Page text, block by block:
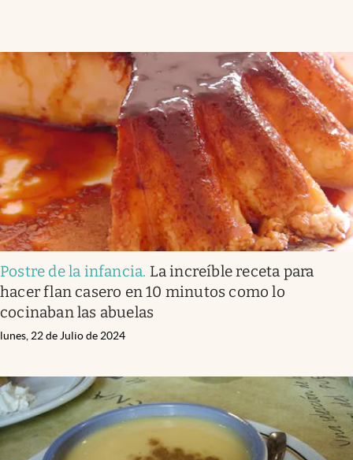
Postre de la infancia. La increíble receta para
hacer flan casero en 10 minutos como lo
cocinaban las abuelas
lunes, 22 de Julio de 2024